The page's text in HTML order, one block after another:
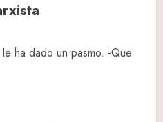
ha dado un pasmo. -Que